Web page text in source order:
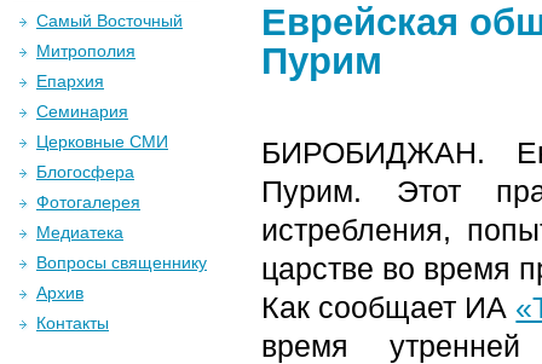
Еврейская
Пурим
БИРОБИДЖАН.
Пурим. Этот
истребления,
царстве во время
Как сообщает ИА
время
Самый Восточный
Митрополия
Епархия
Семинария
Церковные СМИ
Блогосфера
Фотогалерея
Медиатека
Вопросы священнику
Архив
Контакты